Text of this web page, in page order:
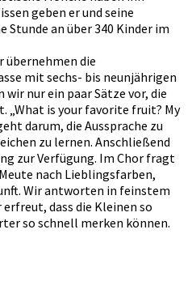
geben er und seine
an über 340 Kinder im
übernehmen die
mit sechs- bis neunjährigen
nur ein paar Sätze vor, die
„What is your favorite fruit? My
darum, die Aussprache zu
zu lernen. Anschließend
zur Verfügung. Im Chor fragt
nach Lieblingsfarben,
Wir antworten in feinstem
dass die Kleinen so
so schnell merken können.